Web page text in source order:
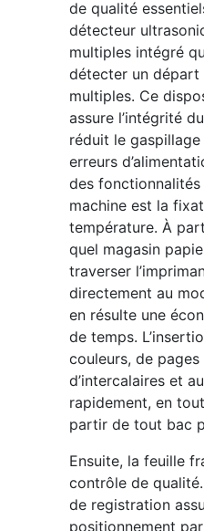
de qualité
détecteur
multiples intégré
détecter un départ
multiples. Ce
assure l’intégrité
réduit le
erreurs
des fonctionnalités
machine est la
température. À
quel magasin
traverser
directement au
en résulte une
de temps.
couleurs, de
d’intercalaires et
rapidement, en
partir de tout bac
Ensuite, la feuille
contrôle de
de registration
positionnement